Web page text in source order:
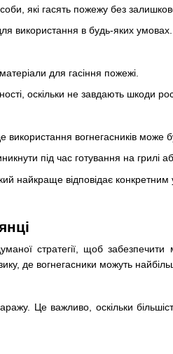
які гасять пожежу без
використання в будь-яких умовах.
для гасіння пожежі.
оскільки не завдають шкоди
вогнегасників може
під час готування на грилі
найкраще відповідає
стратегії, щоб
де вогнегасники можуть
Це важливо, оскільки